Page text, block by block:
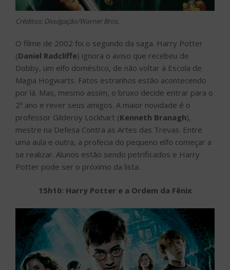
Créditos: Divulgação/Warner Bros.
O filme de 2002 foi o segundo da saga. Harry Potter
(Daniel Radcliffe) ignora o aviso que recebeu de
Dobby, um elfo doméstico, de não voltar à Escola de
Magia Hogwarts. Fatos estranhos estão acontecendo
por lá. Mas, mesmo assim, o bruxo decide entrar para o
2º ano e rever seus amigos. A maior novidade é o
professor Gilderoy Lockhart (Kenneth Branagh),
mestre na Defesa Contra as Artes das Trevas. Entre
uma aula e outra, a profecia do pequeno elfo começar a
se realizar. Alunos estão sendo petrificados e Harry
Potter pode ser o próximo da lista.
15h10: Harry Potter e a Ordem da Fênix